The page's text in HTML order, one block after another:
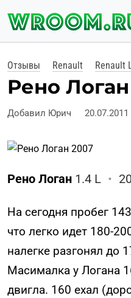
Отзывы Renault Renault
Рено
Добавил Юрич 20.07.2011
Рено Логан 1.4 L •
На сегодня пробег
что легко идет 180-
налегке разгонял до
Масималка у Логана
двигла. 160 ехал